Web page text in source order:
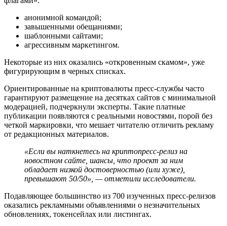
анонимной командой;
завышенными обещаниями;
шаблонными сайтами;
агрессивным маркетингом.
Некоторые из них оказались «откровенным скамом», уже
фигурирующим в черных списках.
Ориентированные на криптовалюты пресс-службы часто
гарантируют размещение на десятках сайтов с минимальной
модерацией, подчеркнули эксперты. Такие платные
публикации появляются с реальными новостями, порой без
четкой маркировки, что мешает читателю отличить рекламу
от редакционных материалов.
«Если вы наткнетесь на криптопресс-релиз на
новостном сайте, шансы, что проект за ним
обладает низкой достоверностью (или хуже),
превышают 50/50», — отметили исследователи.
Подавляющее большинство из 700 изученных пресс-релизов
оказались рекламными объявлениями о незначительных
обновлениях, токенсейлах или листингах.